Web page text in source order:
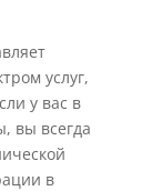
услуг,
у вас в
вы всегда
в